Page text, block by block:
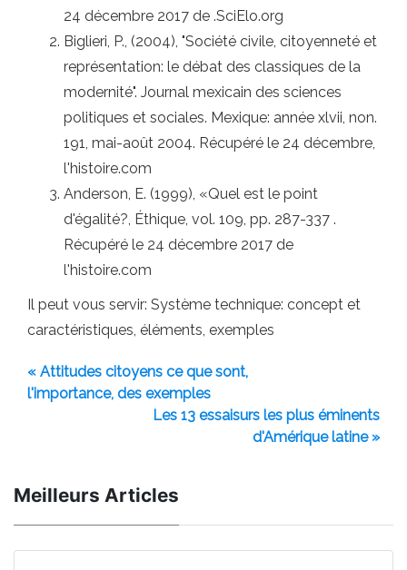
24 décembre 2017 de .SciElo.org
Biglieri, P., (2004), "Société civile, citoyenneté et
représentation: le débat des classiques de la
modernité". Journal mexicain des sciences
politiques et sociales. Mexique: année xlvii, non.
191, mai-août 2004. Récupéré le 24 décembre,
l'histoire.com
Anderson, E. (1999), «Quel est le point
d'égalité?, Éthique, vol. 109, pp. 287-337 .
Récupéré le 24 décembre 2017 de
l'histoire.com
Il peut vous servir: Système technique: concept et
caractéristiques, éléments, exemples
« Attitudes citoyens ce que sont,
l'importance, des exemples
Les 13 essaisurs les plus éminents
d'Amérique latine »
Meilleurs Articles